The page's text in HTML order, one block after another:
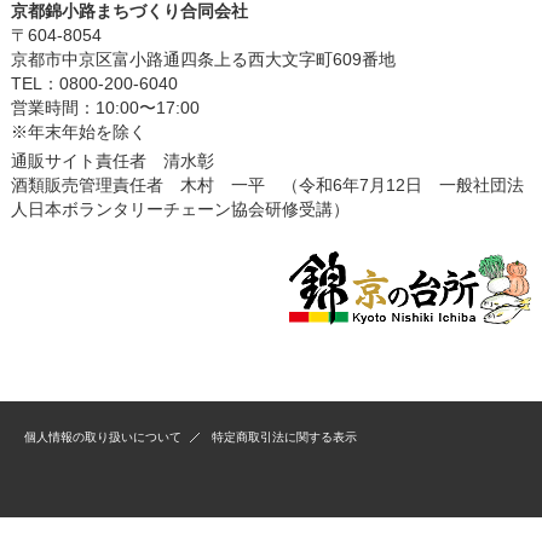
京都錦小路まちづくり合同会社
〒604-8054
京都市中京区富小路通四条上る西大文字町609番地
TEL：0800-200-6040
営業時間：10:00〜17:00
※年末年始を除く
通販サイト責任者 清水彰
酒類販売管理責任者 木村 一平 （令和6年7月12日 一般社団法
人日本ボランタリーチェーン協会研修受講）
個人情報の取り扱いについて 特定商取引法に関する表示